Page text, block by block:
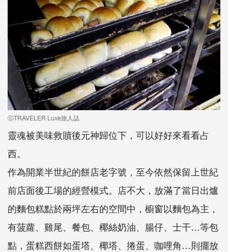
ⓒTRAVELER Luxe旅人誌
靈魂被美味救贖後元神歸位下，可以好好來看看占
西。
作為開業半世紀的餅店老字號，至今依然保留上世紀
前店面後工場的經營模式。店不大，放滿了當日出爐
的麵包糕點於兩坪左右的空間中，櫥窗以麵包為主，
有菠蘿、雞尾、餐包、椰絲奶油、腸仔、士干…等包
點，蛋糕西餅如蛋塔、椰塔、捲蛋、咖哩角…則擺放